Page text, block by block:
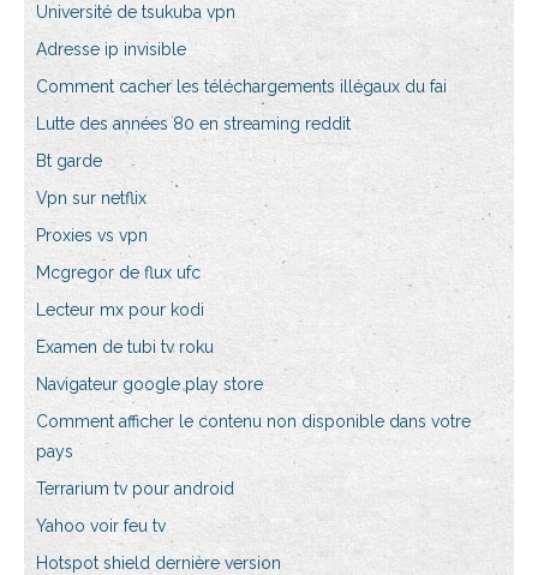
Université de tsukuba vpn
Adresse ip invisible
Comment cacher les téléchargements illégaux du fai
Lutte des années 80 en streaming reddit
Bt garde
Vpn sur netflix
Proxies vs vpn
Mcgregor de flux ufc
Lecteur mx pour kodi
Examen de tubi tv roku
Navigateur google play store
Comment afficher le contenu non disponible dans votre
pays
Terrarium tv pour android
Yahoo voir feu tv
Hotspot shield dernière version